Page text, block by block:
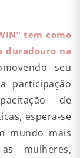
tem como
duradouro na
seu
participação
de
espera-se
mundo mais
mulheres,